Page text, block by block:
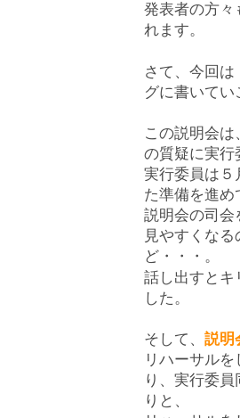
発表者の方々
れます。
さて、今回は
グに書いて
この説明会
の質疑に実行
実行委員は５
た準備を進め
説明会の司会
見やすくな
ど・・・。
話し出すとキ
した。
そして、 説明
リハーサル
り、実行委
りと、